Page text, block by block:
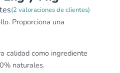
(2 valoraciones de clientes)
Proporciona una
calidad como ingrediente
naturales.